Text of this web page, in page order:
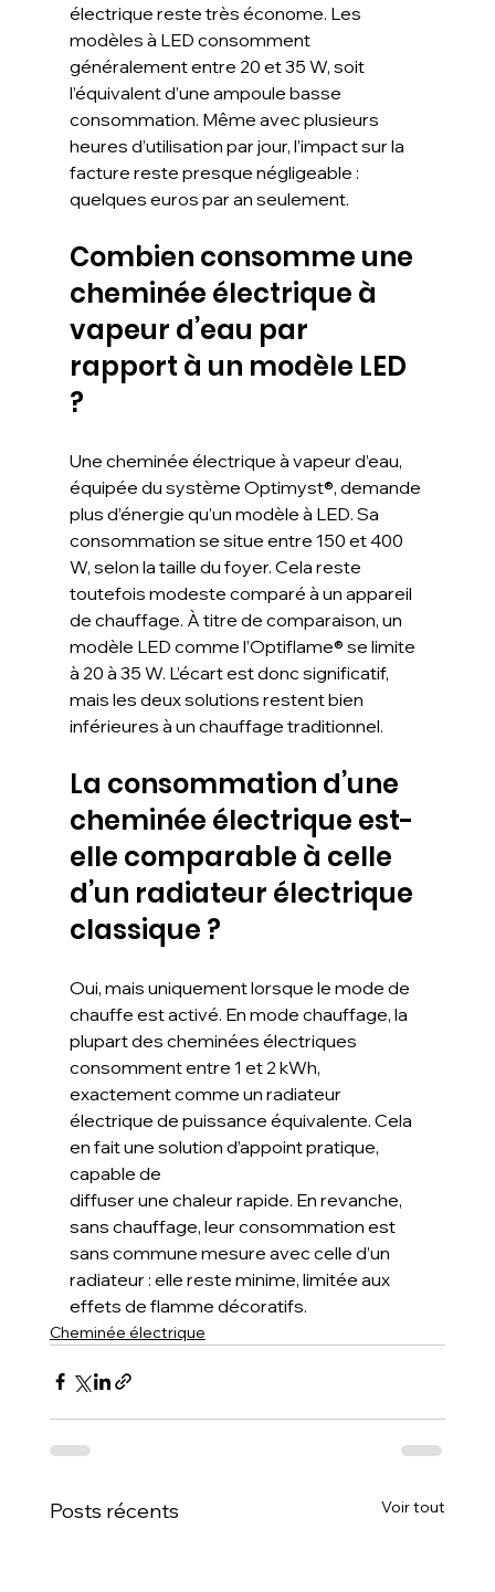
électrique reste très économe. Les
modèles à LED consomment
généralement entre 20 et 35 W, soit
l’équivalent d’une ampoule basse
consommation. Même avec plusieurs
heures d’utilisation par jour, l’impact sur la
facture reste presque négligeable :
quelques euros par an seulement.
Combien consomme une
cheminée électrique à
vapeur d’eau par
rapport à un modèle LED
?
Une cheminée électrique à vapeur d’eau,
équipée du système Optimyst®, demande
plus d’énergie qu’un modèle à LED. Sa
consommation se situe entre 150 et 400
W, selon la taille du foyer. Cela reste
toutefois modeste comparé à un appareil
de chauffage. À titre de comparaison, un
modèle LED comme l’Optiflame® se limite
à 20 à 35 W. L’écart est donc significatif,
mais les deux solutions restent bien
inférieures à un chauffage traditionnel.
La consommation d’une
cheminée électrique est-
elle comparable à celle
d’un radiateur électrique
classique ?
Oui, mais uniquement lorsque le mode de
chauffe est activé. En mode chauffage, la
plupart des cheminées électriques
consomment entre 1 et 2 kWh,
exactement comme un radiateur
électrique de puissance équivalente. Cela
en fait une solution d’appoint pratique,
capable de
diffuser une chaleur rapide. En revanche,
sans chauffage, leur consommation est
sans commune mesure avec celle d’un
radiateur : elle reste minime, limitée aux
effets de flamme décoratifs.
Cheminée électrique
Posts récents Voir tout